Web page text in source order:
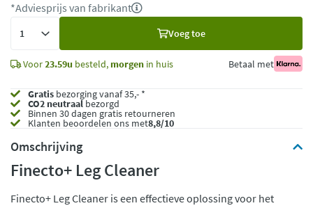
*Adviesprijs van fabrikant
Voeg toe
Voor23.59u besteld, morgen in huis Betaal met
Gratis bezorging vanaf 35,- *
CO2 neutraalbezorgd
Binnen 30 dagen gratis retourneren
Klanten beoordelen ons met8,8/10
Omschrijving
Finecto+ Leg Cleaner
Finecto+ Leg Cleaner is een effectieve oplossing voor het